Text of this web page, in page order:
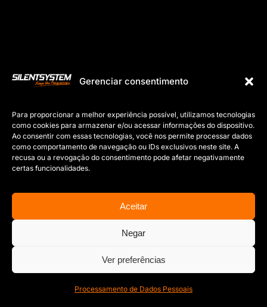
Gerenciar consentimento
Para proporcionar a melhor experiência possível, utilizamos tecnologias
como cookies para armazenar e/ou acessar informações do dispositivo.
Ao consentir com essas tecnologias, você nos permite processar dados
como comportamento de navegação ou IDs exclusivos neste site. A
recusa ou a revogação do consentimento pode afetar negativamente
certas funcionalidades.
Aceitar
Negar
Ver preferências
Processamento de Dados Pessoais